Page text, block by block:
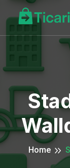
Home